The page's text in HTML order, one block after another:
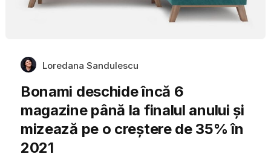
Loredana Sandulescu
Bonami deschide încă 6
magazine până la finalul anului și
mizează pe o creștere de 35% în
2021